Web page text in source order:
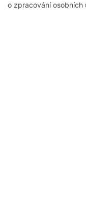
o zpracování osobních